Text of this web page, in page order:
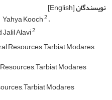
نویسندگان[English]
Yahya Kooch2
Jalil Alavi2
Resources, Tarbiat Modares
Tarbiat Modares
Tarbiat Modares